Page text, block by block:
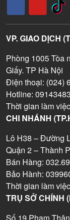
VP. GIAO DỊCH
Phòng 1005 Tòa
Giấy. TP Hà Nội
Điện thoại: (024)
Hotline:
Thời gian làm
CHI NHÁNH
Lô H38 – Đường
Quận 2 – Thành
Bán Hàng:
Bảo Hành:
Thời gian làm
TRỤ SỞ CHÍNH
Số 19 Phạm